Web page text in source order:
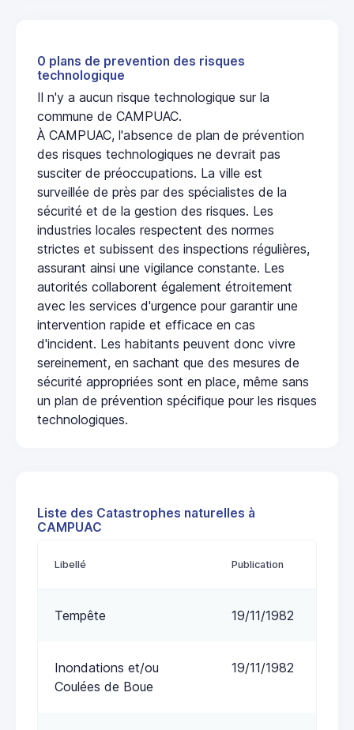
0 plans de prevention des risques
technologique
Il n'y a aucun risque technologique sur la
commune de CAMPUAC.
À CAMPUAC, l'absence de plan de prévention
des risques technologiques ne devrait pas
susciter de préoccupations. La ville est
surveillée de près par des spécialistes de la
sécurité et de la gestion des risques. Les
industries locales respectent des normes
strictes et subissent des inspections régulières,
assurant ainsi une vigilance constante. Les
autorités collaborent également étroitement
avec les services d'urgence pour garantir une
intervention rapide et efficace en cas
d'incident. Les habitants peuvent donc vivre
sereinement, en sachant que des mesures de
sécurité appropriées sont en place, même sans
un plan de prévention spécifique pour les risques
technologiques.
Liste des Catastrophes naturelles à
CAMPUAC
Libellé Publication
Tempête 19/11/1982
Inondations et/ou
Coulées de Boue
19/11/1982